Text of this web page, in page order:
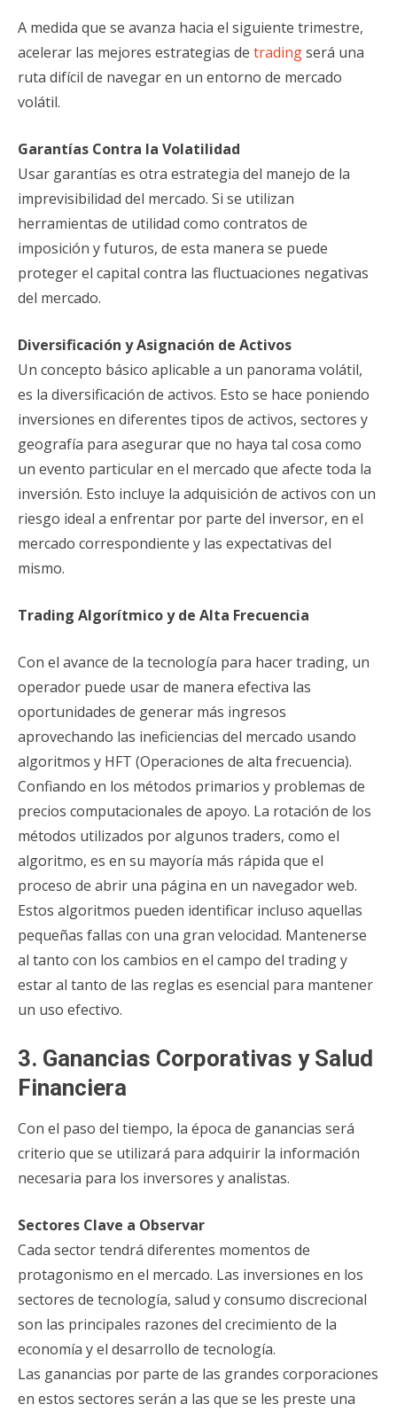
A medida que se avanza hacia el siguiente trimestre,
acelerar las mejores estrategias de tradingserá una
ruta difícil de navegar en un entorno de mercado
volátil.
Garantías Contra la Volatilidad
Usar garantías es otra estrategia del manejo de la
imprevisibilidad del mercado. Si se utilizan
herramientas de utilidad como contratos de
imposición y futuros, de esta manera se puede
proteger el capital contra las fluctuaciones negativas
del mercado.
Diversificación y Asignación de Activos
Un concepto básico aplicable a un panorama volátil,
es la diversificación de activos. Esto se hace poniendo
inversiones en diferentes tipos de activos, sectores y
geografía para asegurar que no haya tal cosa como
un evento particular en el mercado que afecte toda la
inversión. Esto incluye la adquisición de activos con un
riesgo ideal a enfrentar por parte del inversor, en el
mercado correspondiente y las expectativas del
mismo.
Trading Algorítmico y de Alta Frecuencia
Con el avance de la tecnología para hacer trading, un
operador puede usar de manera efectiva las
oportunidades de generar más ingresos
aprovechando las ineficiencias del mercado usando
algoritmos y HFT (Operaciones de alta frecuencia).
Confiando en los métodos primarios y problemas de
precios computacionales de apoyo. La rotación de los
métodos utilizados por algunos traders, como el
algoritmo, es en su mayoría más rápida que el
proceso de abrir una página en un navegador web.
Estos algoritmos pueden identificar incluso aquellas
pequeñas fallas con una gran velocidad. Mantenerse
al tanto con los cambios en el campo del trading y
estar al tanto de las reglas es esencial para mantener
un uso efectivo.
3. Ganancias Corporativas y Salud
Financiera
Con el paso del tiempo, la época de ganancias será
criterio que se utilizará para adquirir la información
necesaria para los inversores y analistas.
Sectores Clave a Observar
Cada sector tendrá diferentes momentos de
protagonismo en el mercado. Las inversiones en los
sectores de tecnología, salud y consumo discrecional
son las principales razones del crecimiento de la
economía y el desarrollo de tecnología.
Las ganancias por parte de las grandes corporaciones
en estos sectores serán a las que se les preste una